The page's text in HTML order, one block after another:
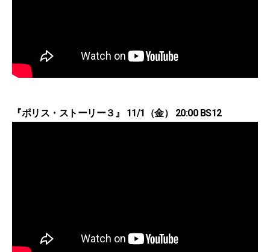
『ポリス・ストーリー３』 11/1（金） 20:00 BS12